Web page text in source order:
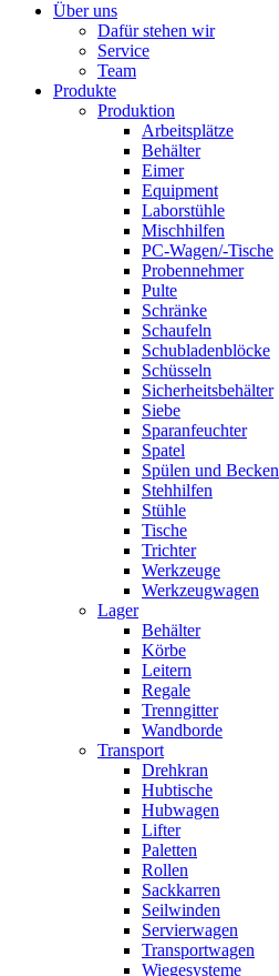
Über uns
Dafür stehen wir
Service
Team
Produkte
Produktion
Arbeitsplätze
Behälter
Eimer
Equipment
Laborstühle
Mischhilfen
PC-Wagen/-Tische
Probennehmer
Pulte
Schränke
Schaufeln
Schubladenblöcke
Schüsseln
Sicherheitsbehälter
Siebe
Sparanfeuchter
Spatel
Spülen und Becken
Stehhilfen
Stühle
Tische
Trichter
Werkzeuge
Werkzeugwagen
Lager
Behälter
Körbe
Leitern
Regale
Trenngitter
Wandborde
Transport
Drehkran
Hubtische
Hubwagen
Lifter
Paletten
Rollen
Sackkarren
Seilwinden
Servierwagen
Transportwagen
Wiegesysteme